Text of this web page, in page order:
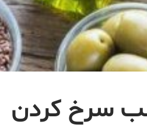
سرخ کردن